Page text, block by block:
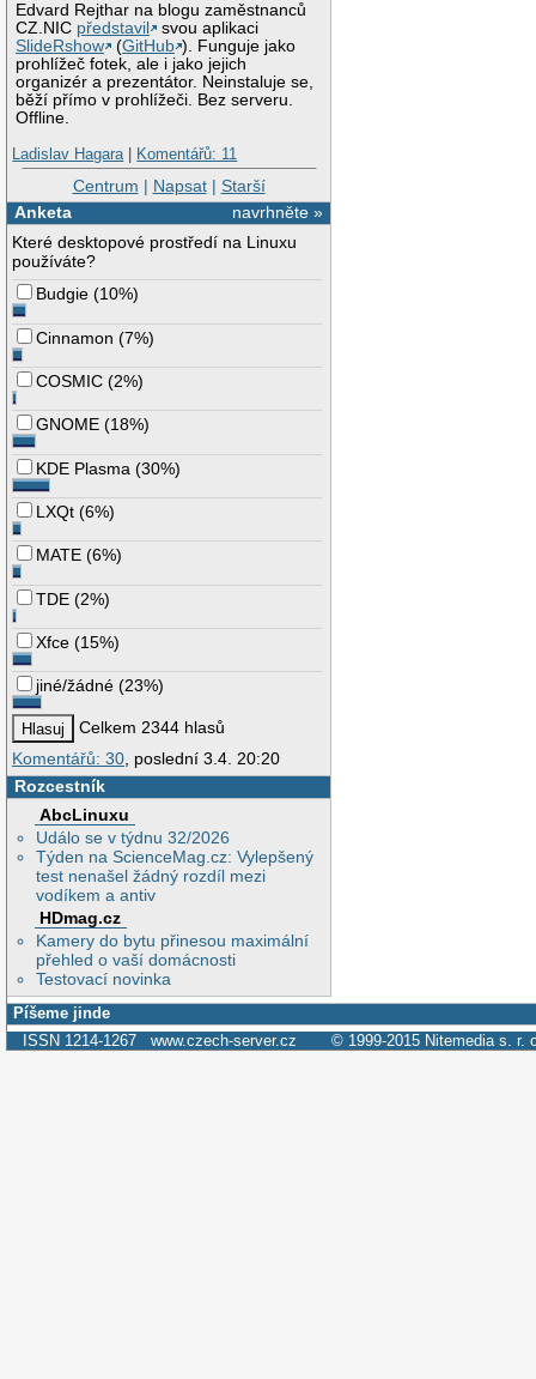
Edvard Rejthar na blogu zaměstnanců
CZ.NIC představil
svou aplikaci
SlideRshow
(GitHub ). Funguje jako
prohlížeč fotek, ale i jako jejich
organizér a prezentátor. Neinstaluje se,
běží přímo v prohlížeči. Bez serveru.
Offline.
Ladislav Hagara| Komentářů: 11
Centrum | Napsat| Starší
navrhněte »
Anketa
Které desktopové prostředí na Linuxu
používáte?
Budgie (10%)
Cinnamon (7%)
COSMIC (2%)
GNOME (18%)
KDE Plasma (30%)
LXQt (6%)
MATE (6%)
TDE (2%)
Xfce (15%)
jiné/žádné (23%)
Celkem 2344 hlasů
Komentářů: 30 , poslední 3.4. 20:20
Rozcestník
AbcLinuxu
Událo se v týdnu 32/2026
Týden na ScienceMag.cz: Vylepšený
test nenašel žádný rozdíl mezi
vodíkem a antiv
HDmag.cz
Kamery do bytu přinesou maximální
přehled o vaší domácnosti
Testovací novinka
Píšeme jinde
ISSN 1214-1267 www.czech-server.cz © 1999-2015 Nitemedia s. r.